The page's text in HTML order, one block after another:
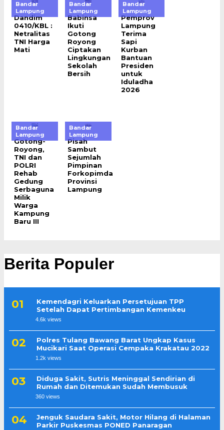
Bandar
Lampung
Dandim
0410/KBL :
Netralitas
TNI Harga
Mati
Bandar
Lampung
Babinsa
Ikuti
Gotong
Royong
Ciptakan
Lingkungan
Sekolah
Bersih
Bandar
Lampung
Pemprov
Lampung
Terima
Sapi
Kurban
Bantuan
Presiden
untuk
Iduladha
2026
Bandar
Lampung
Gotong-
Royong,
TNI dan
POLRI
Rehab
Gedung
Serbaguna
Milik
Warga
Kampung
Baru III
Bandar
Lampung
Pisah
Sambut
Sejumlah
Pimpinan
Forkopimda
Provinsi
Lampung
Berita Populer
Kemendagri Keluarkan Persetujuan TPP
Setelah Dapat Pertimbangan Kemenkeu
4.6k views
Polres Tulang Bawang Barat Ungkap Kasus
Mucikari Saat Operasi Cempaka Krakatau 2022
1.2k views
Diduga Sakit, Sutris Meninggal Sendirian di
Rumah dan Ditemukan Sudah Membusuk
360 views
Jenguk Saudara Sakit, Motor Hilang di Halaman
Parkir Puskesmas PONED Panaragan